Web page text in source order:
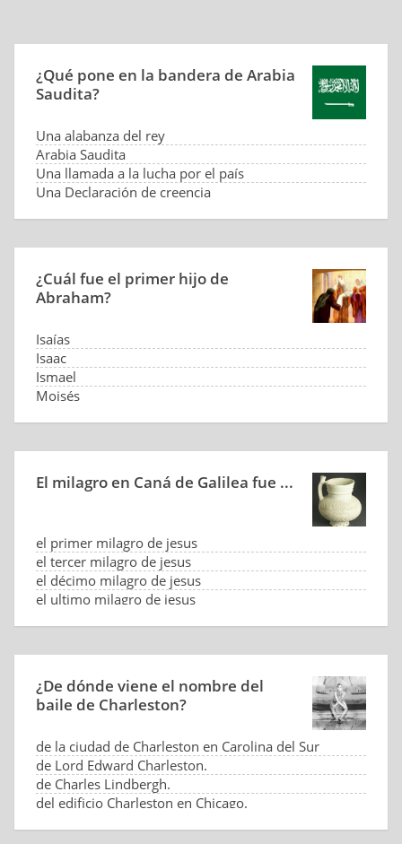
¿Qué pone en la bandera de Arabia
Saudita?
Una alabanza del rey
Arabia Saudita
Una llamada a la lucha por el país
Una Declaración de creencia
¿Cuál fue el primer hijo de
Abraham?
Isaías
Isaac
Ismael
Moisés
El milagro en Caná de Galilea fue ...
el primer milagro de jesus
el tercer milagro de jesus
el décimo milagro de jesus
el ultimo milagro de jesus
¿De dónde viene el nombre del
baile de Charleston?
de la ciudad de Charleston en Carolina del Sur
de Lord Edward Charleston.
de Charles Lindbergh.
del edificio Charleston en Chicago.